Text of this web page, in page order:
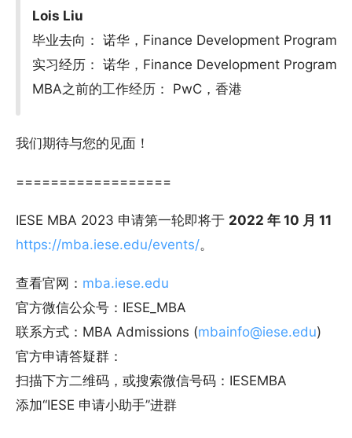
Lois Liu
毕业去向： 诺华，Finance Development Program
实习经历： 诺华，Finance Development Program
MBA之前的工作经历： PwC，香港
我们期待与您的见面！
==================
IESE MBA 2023 申请第一轮即将于 2022 年 10 月 11 日
https://mba.iese.edu/events/。
查看官网： mba.iese.edu
官方微信公众号：IESE_MBA
联系方式：MBA Admissions (mbainfo@iese.edu)
官方申请答疑群：
扫描下方二维码，或搜索微信号码：IESEMBA
添加“IESE 申请小助手”进群